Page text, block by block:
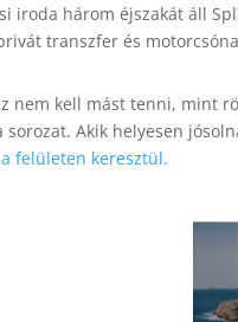
iroda három éjszakát áll
transzfer és
nem kell mást tenni, mint
sorozat. Akik helyesen
felületen keresztül.